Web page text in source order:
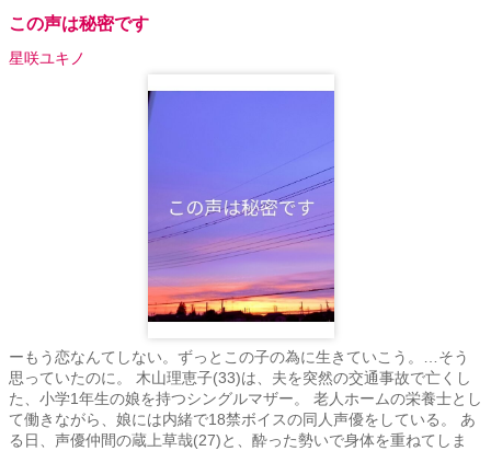
この声は秘密です
星咲ユキノ
ーもう恋なんてしない。ずっとこの子の為に生きていこう。…そう
思っていたのに。 木山理恵子(33)は、夫を突然の交通事故で亡くし
た、小学1年生の娘を持つシングルマザー。 老人ホームの栄養士とし
て働きながら、娘には内緒で18禁ボイスの同人声優をしている。 あ
る日、声優仲間の蔵上草哉(27)と、酔った勢いで身体を重ねてしま